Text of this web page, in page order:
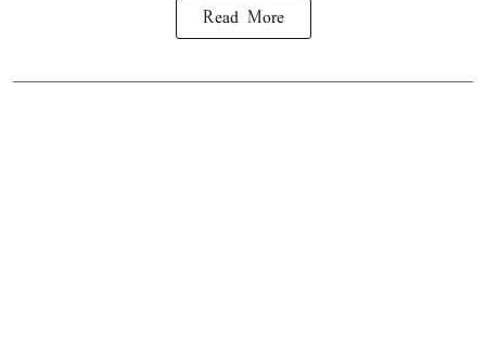
Read More